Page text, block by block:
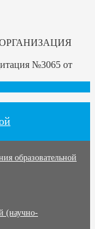
№3065 от
образовательной
(научно-